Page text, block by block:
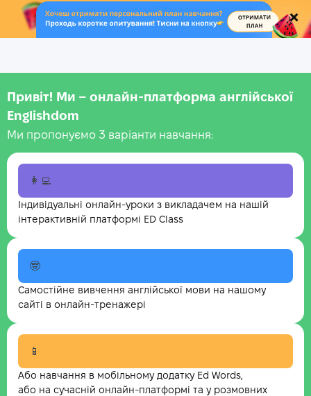
.
Привіт! Ми – онлайн-платформа англійської
Englishdom
Ми пропонуємо 3 варіанти навчання:
👩‍💻
Індивідуальні онлайн-уроки з викладачем на нашій
інтерактивній платформі ED Class
🤓
Самостійне вивчення англійської мови на нашому
сайті в онлайн-тренажері
📱
Або навчання в мобільному додатку Ed Words,
або на сучасній онлайн-платформі та у розмовних